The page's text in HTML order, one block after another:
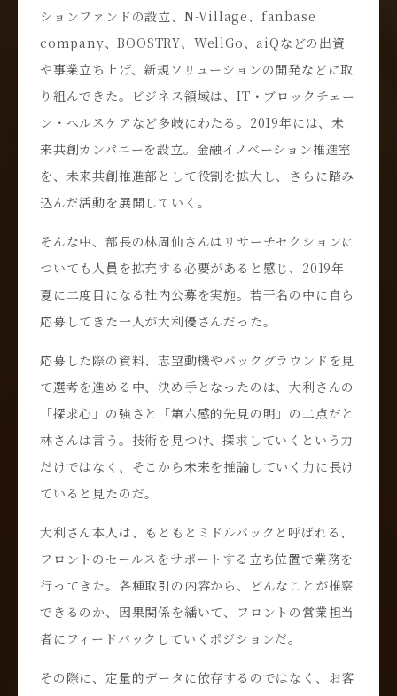
ションファンドの設立、N-Village、fanbase
company、BOOSTRY、WellGo、aiQなどの出資
や事業立ち上げ、新規ソリューションの開発などに取
り組んできた。ビジネス領域は、IT・ブロックチェー
ン・ヘルスケアなど多岐にわたる。2019年には、未
来共創カンパニーを設立。金融イノベーション推進室
を、未来共創推進部として役割を拡大し、さらに踏み
込んだ活動を展開していく。
そんな中、部長の林周仙さんはリサーチセクションに
ついても人員を拡充する必要があると感じ、2019年
夏に二度目になる社内公募を実施。若干名の中に自ら
応募してきた一人が大利優さんだった。
応募した際の資料、志望動機やバックグラウンドを見
て選考を進める中、決め手となったのは、大利さんの
「探求心」の強さと「第六感的先見の明」の二点だと
林さんは言う。技術を見つけ、探求していくという力
だけではなく、そこから未来を推論していく力に長け
ていると見たのだ。
大利さん本人は、もともとミドルバックと呼ばれる、
フロントのセールスをサポートする立ち位置で業務を
行ってきた。各種取引の内容から、どんなことが推察
できるのか、因果関係を繙いて、フロントの営業担当
者にフィードバックしていくポジションだ。
その際に、定量的データに依存するのではなく、お客